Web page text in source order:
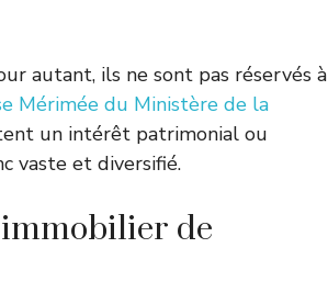
autant, ils ne sont pas réservés à
Mérimée du Ministère de la
un intérêt patrimonial ou
vaste et diversifié.
de